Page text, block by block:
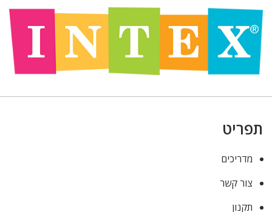
תפריט
מדריכים
צור קשר
תקנון